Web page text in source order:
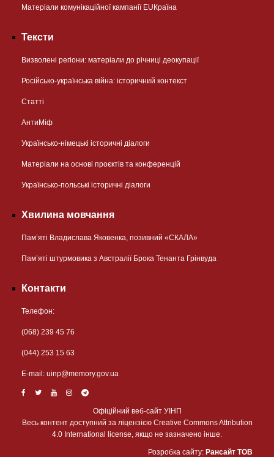
Матеріали комунікаційної кампанії EUКраїна
Тексти
Визволені регіони: матеріали до річниці деокупації
Російсько-українська війна: історичний контекст
Статті
АнтиМіф
Українсько-німецькі історичні діалоги
Матеріали на основі проєктів та конференцій
Українсько-польські історичні діалоги
Хвилина мовчання
Пам’яті Владислава Яковенка, позивний «СКАЛА»
Пам’яті штурмовика з Австралії Брока Тенанта Грінвуда
Контакти
Телефон:
(068) 239 45 76
(044) 253 15 63
Е-mail: uinp@memory.gov.ua
Офіційний веб-сайт УІНП
Весь контент доступний за ліцензією Creative Commons Attribution
4.0 International license, якщо не зазначено інше.
Розробка сайту: Рансайт ТОВ